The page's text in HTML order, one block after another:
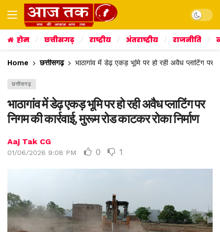
Dark
होम छत्तीसगढ़ राष्ट्रीय अंतराष्ट्रीय राजनीति
Home छत्तीसगढ़ भाठागांव में डेढ़ एकड़ भूमि पर हो रही अवैध प्लाटिंग पर
छत्तीसगढ़
भाठागांव में डेढ़ एकड़ भूमि पर हो रही अवैध प्लाटिंग पर
निगम की कार्रवाई, मुरूम रोड काटकर रोका निर्माण
Aaj Tak CG
01/06/2026 9:08 PM 0 1